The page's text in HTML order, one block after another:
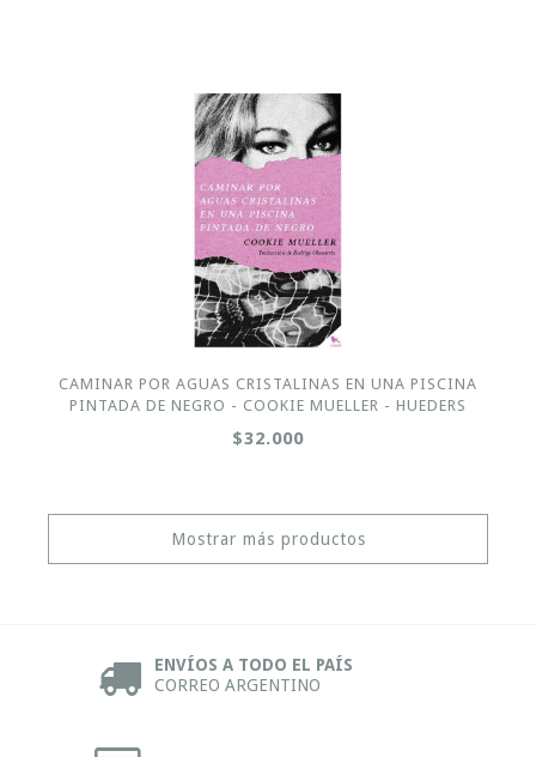
CAMINAR POR AGUAS CRISTALINAS EN UNA PISCINA
PINTADA DE NEGRO - COOKIE MUELLER - HUEDERS
$32.000
Mostrar más productos
ENVÍOS A TODO EL PAÍS
CORREO ARGENTINO